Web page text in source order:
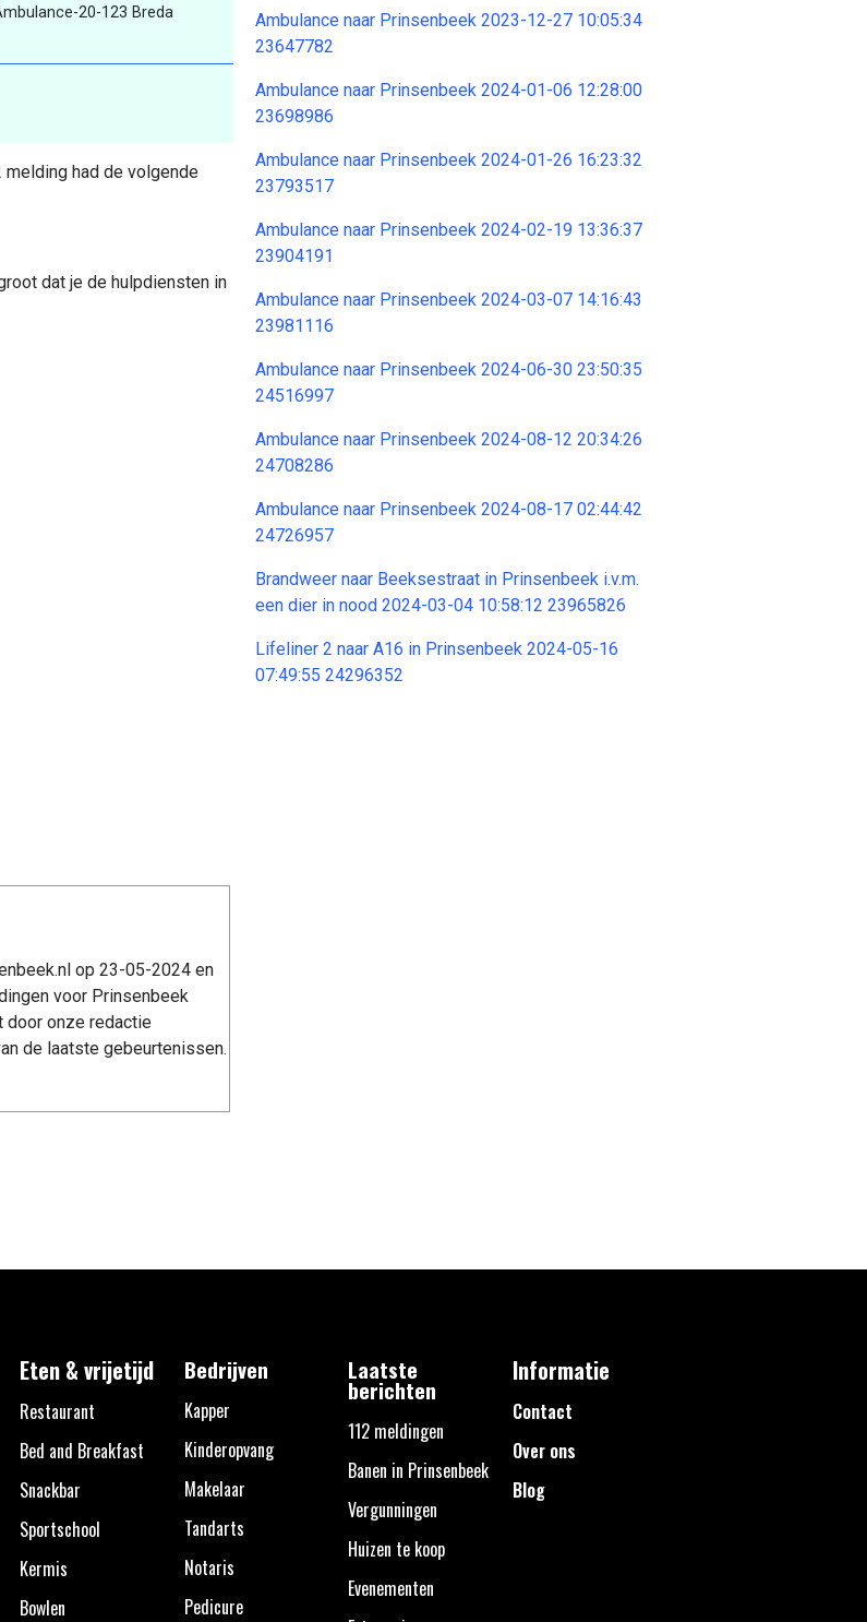
20-123 Breda
had de volgende
dat je de hulpdiensten in
Ambulance naar Prinsenbeek 2023-12-27 10:05:34
23647782
Ambulance naar Prinsenbeek 2024-01-06 12:28:00
23698986
Ambulance naar Prinsenbeek 2024-01-26 16:23:32
23793517
Ambulance naar Prinsenbeek 2024-02-19 13:36:37
23904191
Ambulance naar Prinsenbeek 2024-03-07 14:16:43
23981116
Ambulance naar Prinsenbeek 2024-06-30 23:50:35
24516997
Ambulance naar Prinsenbeek 2024-08-12 20:34:26
24708286
Ambulance naar Prinsenbeek 2024-08-17 02:44:42
24726957
Brandweer naar Beeksestraat in Prinsenbeek i.v.m.
een dier in nood 2024-03-04 10:58:12 23965826
Lifeliner 2 naar A16 in Prinsenbeek 2024-05-16
07:49:55 24296352
op 23-05-2024 en
voor Prinsenbeek
door onze redactie
de laatste gebeurtenissen.
Eten & vrijetijd
Restaurant
Bed and Breakfast
Snackbar
Sportschool
Kermis
Bowlen
Bedrijven
Kapper
Kinderopvang
Makelaar
Tandarts
Notaris
Pedicure
Laatste
berichten
112 meldingen
Banen in Prinsenbeek
Vergunningen
Huizen te koop
Evenementen
Informatie
Contact
Over ons
Blog